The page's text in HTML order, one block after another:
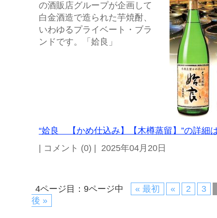
の酒販店グループが企画して
白金酒造で造られた芋焼酎、
いわゆるプライベート・ブラ
ンドです。「姶良」
“姶良 【かめ仕込み】【木樽蒸留】”の詳細
| コメント (0) | 2025年04月20日
4ページ目：9ページ中 « 最初 « 2
3
後 »